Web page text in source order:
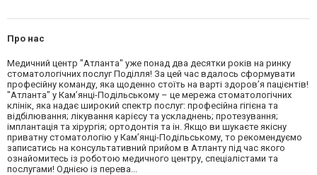
Про нас
Медичний центр "Атланта" уже понад два десятки років на ринку
стоматологічних послуг Поділля! За цей час вдалось сформувати
професійну команду, яка щоденно стоїть на варті здоров’я пацієнтів!
"Атланта" у Кам’янці-Подільському – це мережа стоматологічних
клінік, яка надає широкий спектр послуг: професійна гігієна та
відбілювання; лікування карієсу та ускладнень; протезування;
імплантація та хірургія; ортодонтія та ін. Якщо ви шукаєте якісну
приватну стоматологію у Кам’янці-Подільському, то рекомендуємо
записатись на консультативний прийом в Атланту під час якого
ознайомитесь із роботою медичного центру, спеціалістами та
послугами! Однією із перева...